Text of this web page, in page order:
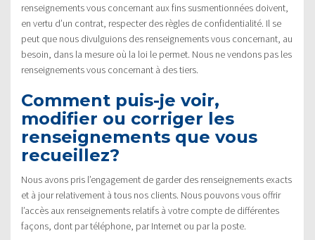
renseignements vous concernant aux fins susmentionnées doivent,
en vertu d’un contrat, respecter des règles de confidentialité. Il se
peut que nous divulguions des renseignements vous concernant, au
besoin, dans la mesure où la loi le permet. Nous ne vendons pas les
renseignements vous concernant à des tiers.
Comment puis-je voir,
modifier ou corriger les
renseignements que vous
recueillez?
Nous avons pris l’engagement de garder des renseignements exacts
et à jour relativement à tous nos clients. Nous pouvons vous offrir
l’accès aux renseignements relatifs à votre compte de différentes
façons, dont par téléphone, par Internet ou par la poste.